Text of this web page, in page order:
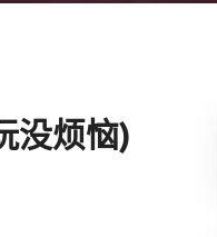
没烦恼)